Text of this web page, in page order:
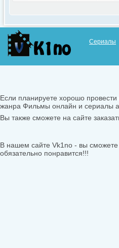
Сериалы
Если планируете хорошо
жанра Фильмы онлайн и сериалы
Вы также сможете на сайте
В нашем сайте Vk1no - вы
обязательно понравится!!!